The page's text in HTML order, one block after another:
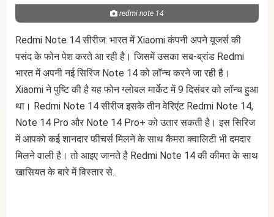
redmi note 14
Redmi Note 14 सीरीज: भारत में Xiaomi कंपनी अपने यूजर्स की
पसंद के फोन पेश करते आ रही है। जिसमें उसका सब-ब्रांड Redmi
भारत में अपनी नई सिरिज Note 14 को लॉन्च करने जा रही है।
Xiaomi ने पुष्टि की है यह फोन ग्लोबल मार्केट में 9 दिसंबर को लॉन्च हुआ
था। Redmi Note 14 सीरीज इसके तीन वेरिएंट Redmi Note 14,
Note 14 Pro और Note 14 Pro+ को उतार सकती है। इस सिरिज
में आपको कई शानदार फीचर्स मिलने के साथ कैमरा क्वालिटी भी दमदार
मिलने वाली है। तो आइए जानते है Redmi Note 14 की कीमत के साथ
खासियत के बारे में विस्तार से..